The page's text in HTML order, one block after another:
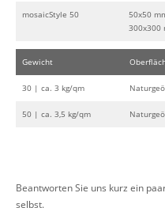
mosaicStyle 50
50x50
300x300
Gewicht
30 | ca. 3 kg/qm
50 | ca. 3,5 kg/qm
Beantworten Sie uns kurz ein
selbst.